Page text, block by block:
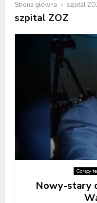
Strona główna szpital
szpital ZOZ
Gorący
Nowy-stary